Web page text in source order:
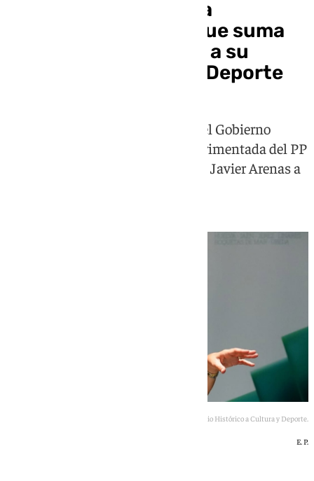
Patricia del Pozo, una
consejera veterana que suma
Patrimonio Histórico a su
binomio de Cultura y Deporte
La sevillana es una de las fieles del Gobierno
andaluz, una parlamentaria experimentada del PP
que hizo el trasvase de la época de Javier Arenas a
Patricia del Pozo suma Patrimonio Histórico a Cultura y Deporte.
E. P.